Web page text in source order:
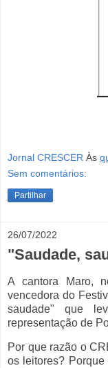
Jornal CRESCER Às
Sem comentários:
Partilhar
26/07/2022
"Saudade,
A cantora Maro,
vencedora do
saudade" que
representação de
Por que razão o
os leitores?